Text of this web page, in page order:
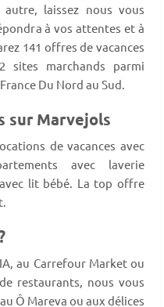
laissez nous vous
à vos attentes et à
141 offres de vacances
sites marchands parmi
Du Nord au Sud.
sur Marvejols
de vacances avec
avec laverie
lit bébé. La top offre
au Carrefour Market ou
restaurants, nous vous
Ô Mareva ou aux délices